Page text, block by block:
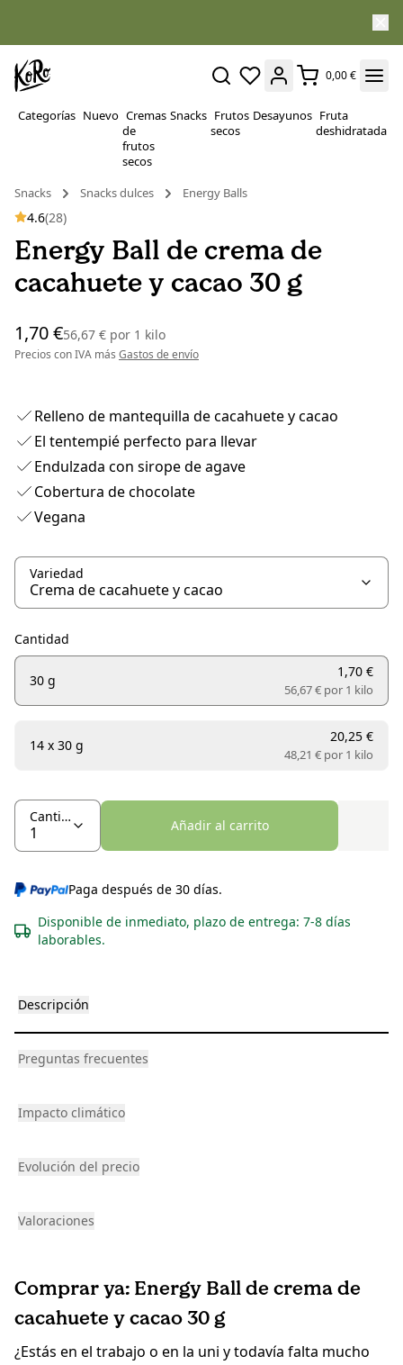
0,00 €
Categorías Nuevo Cremas
de
frutos
secos
Snacks Frutos
secos
Desayunos Fruta
deshidratada
Snacks Snacks dulces Energy Balls
4.6(28)
Energy Ball de crema de
cacahuete y cacao 30 g
1,70 €56,67 € por 1 kilo
Precios con IVA más Gastos de envío
Relleno de mantequilla de cacahuete y cacao
El tentempié perfecto para llevar
Endulzada con sirope de agave
Cobertura de chocolate
Vegana
Variedad
Cantidad
30 g
1,70 €
56,67 € por 1 kilo
14 x 30 g
20,25 €
48,21 € por 1 kilo
Cantidad
Añadir al carrito
Paga después de 30 días.
Disponible de inmediato, plazo de entrega: 7-8 días
laborables.
Descripción
Preguntas frecuentes
Impacto climático
Evolución del precio
Valoraciones
Comprar ya: Energy Ball de crema de
cacahuete y cacao 30 g
¿Estás en el trabajo o en la uni y todavía falta mucho